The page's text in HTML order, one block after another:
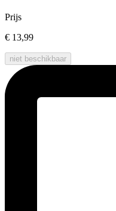
Prijs
€ 13,99
niet beschikbaar